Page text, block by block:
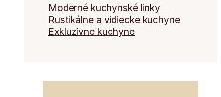
Moderné kuchynské linky
Rustikálne a vidiecke kuchyne
Exkluzívne kuchyne